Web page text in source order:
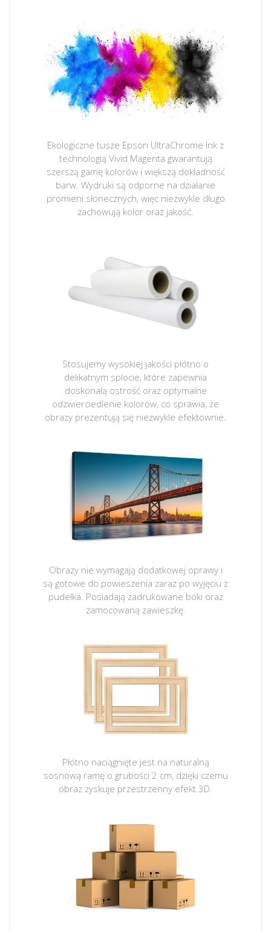
Ekologiczne tusze Epson UltraChrome Ink z
technologią Vivid Magenta gwarantują
szerszą gamę kolorów i większą dokładność
barw. Wydruki są odporne na działanie
promieni słonecznych, więc niezwykle długo
zachowują kolor oraz jakość.
Stosujemy wysokiej jakości płótno o
delikatnym splocie, które zapewnia
doskonałą ostrość oraz optymalne
odzwierciedlenie kolorów, co sprawia, że
obrazy prezentują się niezwykle efektownie.
Obrazy nie wymagają dodatkowej oprawy i
są gotowe do powieszenia zaraz po wyjęciu z
pudełka. Posiadają zadrukowane boki oraz
zamocowaną zawieszkę.
Płótno naciągnięte jest na naturalną
sosnową ramę o grubości 2 cm, dzięki czemu
obraz zyskuje przestrzenny efekt 3D.